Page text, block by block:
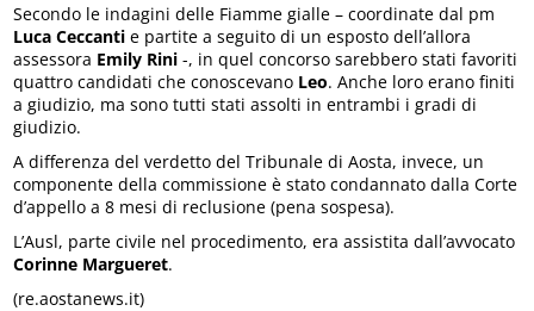
Secondo le indagini delle Fiamme gialle – coordinate dal pm
Luca Ceccanti e partite a seguito di un esposto dell’allora
assessora Emily Rini -, in quel concorso sarebbero stati favoriti
quattro candidati che conoscevano Leo. Anche loro erano finiti
a giudizio, ma sono tutti stati assolti in entrambi i gradi di
giudizio.
A differenza del verdetto del Tribunale di Aosta, invece, un
componente della commissione è stato condannato dalla Corte
d’appello a 8 mesi di reclusione (pena sospesa).
L’Ausl, parte civile nel procedimento, era assistita dall’avvocato
Corinne Margueret.
(re.aostanews.it)